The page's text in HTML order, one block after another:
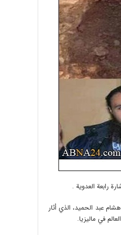
رابعة العدوية .
عبد الحميد، الذي أثار
في ماليزيا.